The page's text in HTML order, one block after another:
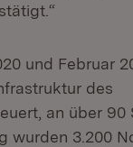
und Februar
des
an über 90
wurden 3.200